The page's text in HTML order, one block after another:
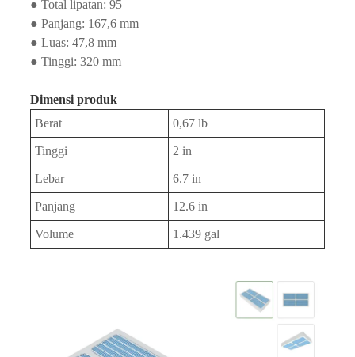
● Total lipatan: 95
● Panjang: 167,6 mm
● Luas: 47,8 mm
● Tinggi: 320 mm
Dimensi produk
Berat
0,67 lb
Tinggi 2 in
Lebar 6.7 in
Panjang 12.6 in
Volume 1.439 gal